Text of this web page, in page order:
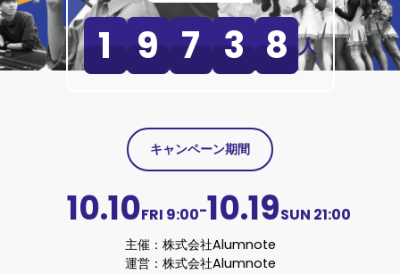
1 9 7 3 8 人
キャンペーン期間
10.10FRI 9:00-10.19SUN 21:00
主催： 株式会社Alumnote
運営：株式会社Alumnote